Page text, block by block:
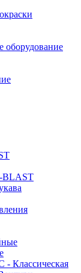
оборудование
BLAST
- Классическая